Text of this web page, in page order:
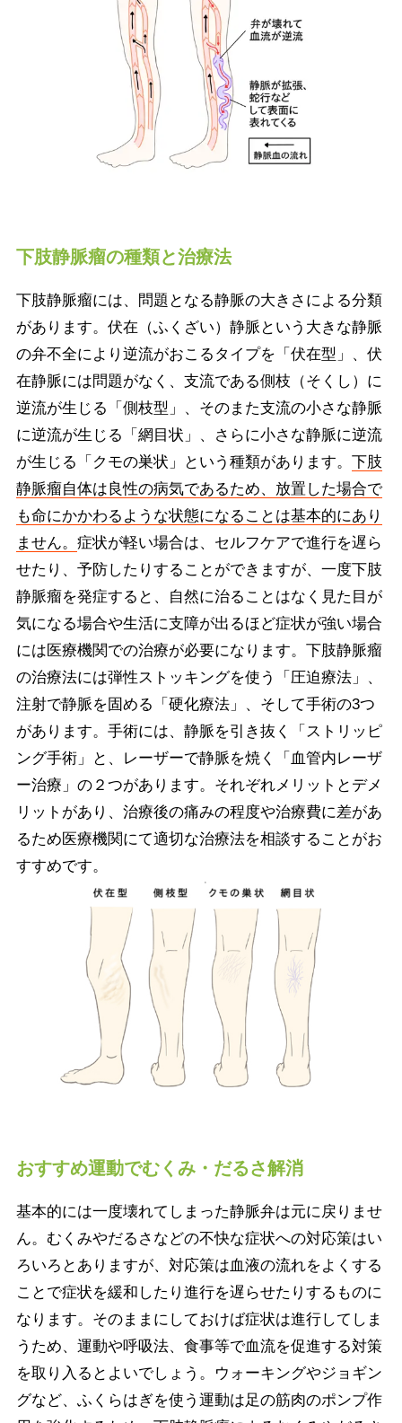
下肢静脈瘤の種類と治療法
下肢静脈瘤には、問題となる静脈の大きさによる分類
があります。伏在（ふくざい）静脈という大きな静脈
の弁不全により逆流がおこるタイプを「伏在型」、伏
在静脈には問題がなく、支流である側枝（そくし）に
逆流が生じる「側枝型」、そのまた支流の小さな静脈
に逆流が生じる「網目状」、さらに小さな静脈に逆流
が生じる「クモの巣状」という種類があります。 下肢
静脈瘤自体は良性の病気であるため、放置した場合で
も命にかかわるような状態になることは基本的にあり
ません。 症状が軽い場合は、セルフケアで進行を遅ら
せたり、予防したりすることができますが、一度下肢
静脈瘤を発症すると、自然に治ることはなく見た目が
気になる場合や生活に支障が出るほど症状が強い場合
には医療機関での治療が必要になります。下肢静脈瘤
の治療法には弾性ストッキングを使う「圧迫療法」、
注射で静脈を固める「硬化療法」、そして手術の3つ
があります。手術には、静脈を引き抜く「ストリッピ
ング手術」と、レーザーで静脈を焼く「血管内レーザ
ー治療」の２つがあります。それぞれメリットとデメ
リットがあり、治療後の痛みの程度や治療費に差があ
るため医療機関にて適切な治療法を相談することがお
すすめです。
おすすめ運動でむくみ・だるさ解消
基本的には一度壊れてしまった静脈弁は元に戻りませ
ん。むくみやだるさなどの不快な症状への対応策はい
ろいろとありますが、対応策は血液の流れをよくする
ことで症状を緩和したり進行を遅らせたりするものに
なります。そのままにしておけば症状は進行してしま
うため、運動や呼吸法、食事等で血流を促進する対策
を取り入るとよいでしょう。ウォーキングやジョギン
グなど、ふくらはぎを使う運動は足の筋肉のポンプ作